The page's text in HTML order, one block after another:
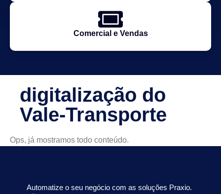
Comercial e Vendas
digitalização do
Vale-Transporte
Ops, já mostramos todo conteúdo.
Automatize o seu negócio com as soluções Praxio.